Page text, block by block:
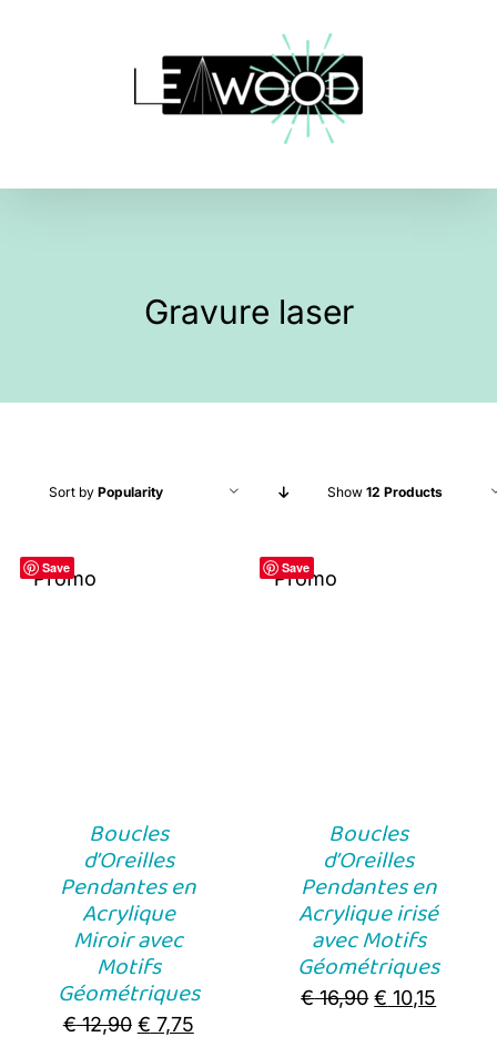
Gravure laser
Sort by Popularity Show 12 Products
Save
Promo
Boucles
d’Oreilles
Pendantes en
Acrylique
Miroir avec
Motifs
Géométriques
€12,90 Original
€ 7,75Current
Save
Promo
Boucles
d’Oreilles
Pendantes en
Acrylique irisé
avec Motifs
Géométriques
€16,90 Original
€ 10,15